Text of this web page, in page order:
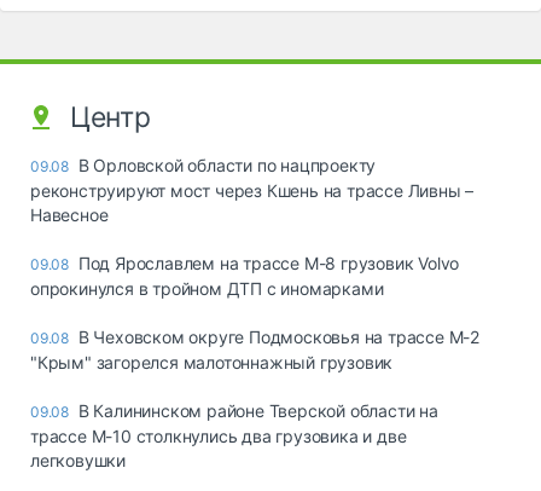
Центр
09.08 В Орловской области по нацпроекту
реконструируют мост через Кшень на трассе Ливны –
Навесное
09.08 Под Ярославлем на трассе М-8 грузовик Volvo
опрокинулся в тройном ДТП с иномарками
09.08 В Чеховском округе Подмосковья на трассе М-2
"Крым" загорелся малотоннажный грузовик
09.08 В Калининском районе Тверской области на
трассе М-10 столкнулись два грузовика и две
легковушки